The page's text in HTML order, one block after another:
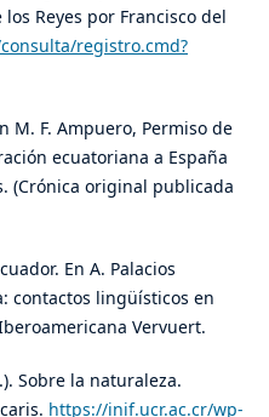
Reyes por Francisco del
registro.cmd?
M. F. Ampuero, Permiso de
ecuatoriana a España
(Crónica original publicada
En A. Palacios
contactos lingüísticos en
Vervuert.
Sobre la naturaleza.
https://inif.ucr.ac.cr/wp-